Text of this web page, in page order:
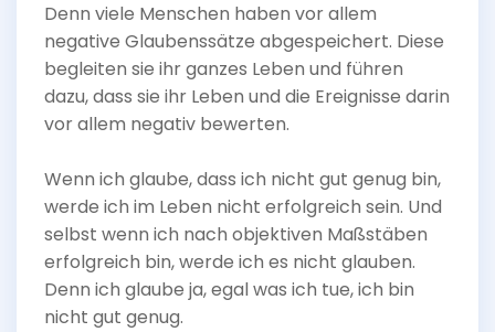
Denn viele Menschen haben vor allem
negative Glaubenssätze abgespeichert. Diese
begleiten sie ihr ganzes Leben und führen
dazu, dass sie ihr Leben und die Ereignisse darin
vor allem negativ bewerten.
Wenn ich glaube, dass ich nicht gut genug bin,
werde ich im Leben nicht erfolgreich sein. Und
selbst wenn ich nach objektiven Maßstäben
erfolgreich bin, werde ich es nicht glauben.
Denn ich glaube ja, egal was ich tue, ich bin
nicht gut genug.